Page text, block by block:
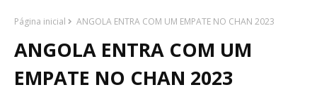
Página inicial ANGOLA ENTRA COM UM EMPATE NO CHAN 2023
ANGOLA ENTRA COM UM
EMPATE NO CHAN 2023